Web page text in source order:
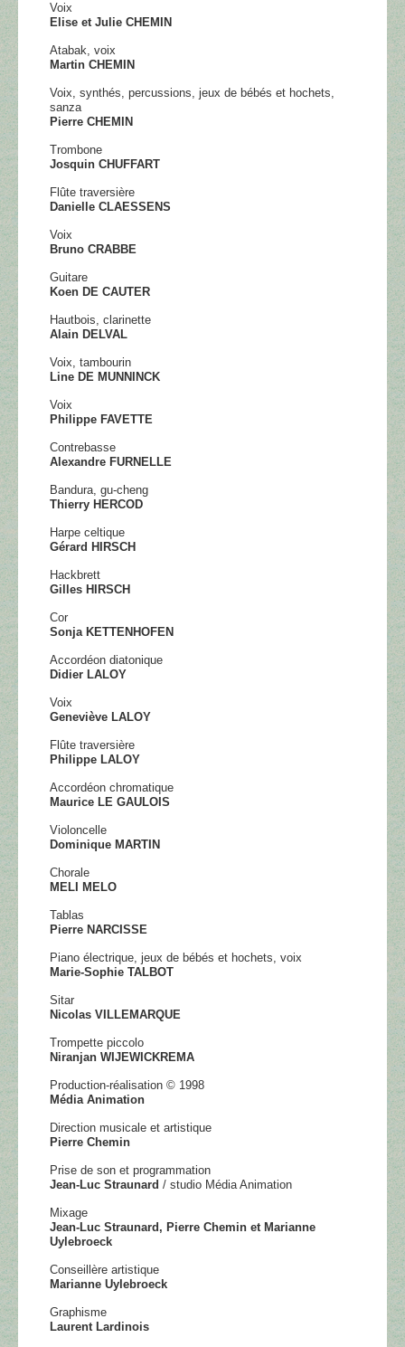
Voix
Elise et Julie CHEMIN
Atabak, voix
Martin CHEMIN
Voix, synthés, percussions, jeux de bébés et hochets,
sanza
Pierre CHEMIN
Trombone
Josquin CHUFFART
Flûte traversière
Danielle CLAESSENS
Voix
Bruno CRABBE
Guitare
Koen DE CAUTER
Hautbois, clarinette
Alain DELVAL
Voix, tambourin
Line DE MUNNINCK
Voix
Philippe FAVETTE
Contrebasse
Alexandre FURNELLE
Bandura, gu-cheng
Thierry HERCOD
Harpe celtique
Gérard HIRSCH
Hackbrett
Gilles HIRSCH
Cor
Sonja KETTENHOFEN
Accordéon diatonique
Didier LALOY
Voix
Geneviève LALOY
Flûte traversière
Philippe LALOY
Accordéon chromatique
Maurice LE GAULOIS
Violoncelle
Dominique MARTIN
Chorale
MELI MELO
Tablas
Pierre NARCISSE
Piano électrique, jeux de bébés et hochets, voix
Marie-Sophie TALBOT
Sitar
Nicolas VILLEMARQUE
Trompette piccolo
Niranjan WIJEWICKREMA
Production-réalisation © 1998
Média Animation
Direction musicale et artistique
Pierre Chemin
Prise de son et programmation
Jean-Luc Straunard / studio Média Animation
Mixage
Jean-Luc Straunard, Pierre Chemin et Marianne
Uylebroeck
Conseillère artistique
Marianne Uylebroeck
Graphisme
Laurent Lardinois